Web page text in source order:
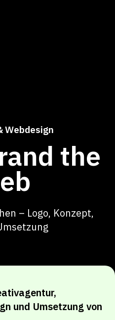
Webdesign
the
– Logo, Konzept,
und Umsetzung von